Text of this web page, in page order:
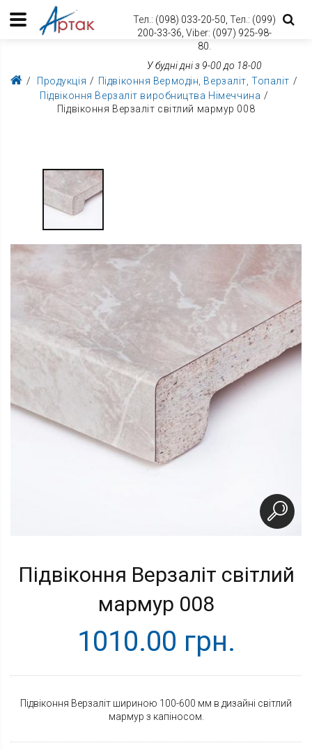
Тел.: (098) 033-20-50, Тел.: (099)
200-33-36, Viber: (097) 925-98-
80.
У будні дні з 9-00 до 18-00
Продукція
Підвіконня Вермодін, Верзаліт, Топаліт
Підвіконня Верзаліт виробництва Німеччина
Підвіконня Верзаліт світлий мармур 008
Підвіконня Верзаліт світлий
мармур 008
1010.00 грн.
Підвіконня Верзаліт шириною 100-600 мм в дизайні світлий
мармур з капіносом.